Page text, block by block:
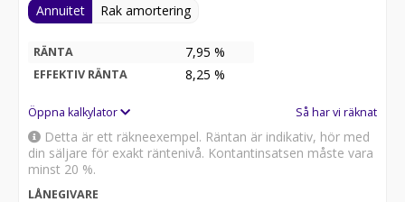
Annuitet Rak amortering
RÄNTA 7,95 %
EFFEKTIV RÄNTA 8,25 %
Öppna kalkylator Så har vi räknat
Detta är ett räkneexempel. Räntan är indikativ, hör med
din säljare för exakt räntenivå. Kontantinsatsen måste vara
minst 20 %.
LÅNEGIVARE